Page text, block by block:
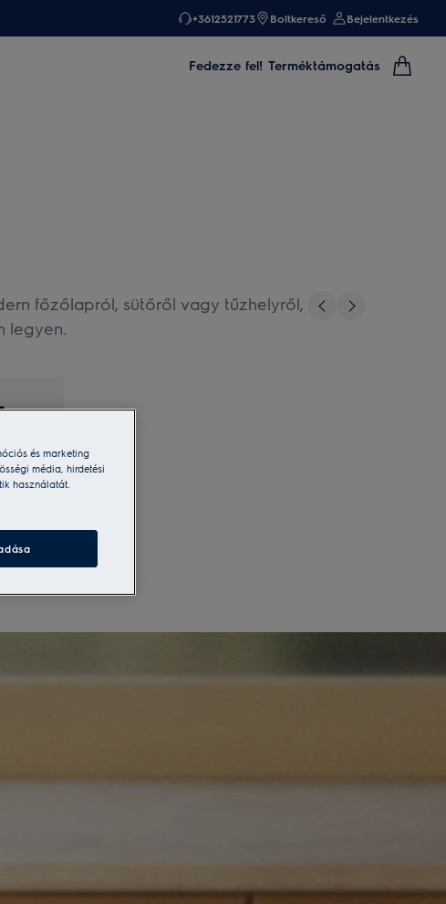
+3612521773 Boltkereső Bejelentkezés
Fedezze fel! Terméktámogatás
főzőlapról, sütőről vagy tűzhelyről,
legyen.
és marketing
média, hirdetési
használatát.